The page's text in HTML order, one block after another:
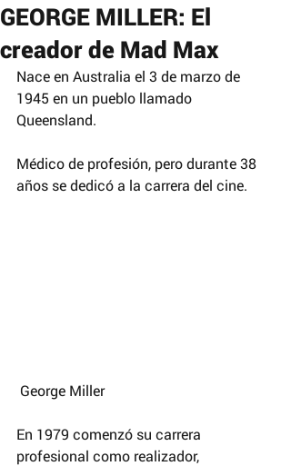
GEORGE MILLER: El
creador de Mad Max
Nace en Australia el 3 de marzo de
1945 en un pueblo llamado
Queensland.
Médico de profesión, pero durante 38
años se dedicó a la carrera del cine.
George Miller
En 1979 comenzó su carrera
profesional como realizador,